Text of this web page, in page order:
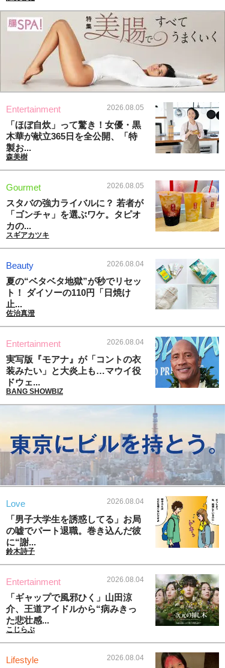
Entertainment 2026.08.05
「ほぼ自炊」って驚き！女優・黒
木華が献立365日を全公開、「特
製お...
森美樹
Gourmet 2026.08.05
スタバの強力ライバルに？ 若者が
「ゴンチャ」を選ぶワケ。タピオ
カの...
スギアカツキ
Beauty 2026.08.04
夏の“ベタベタ地獄”が秒でリセッ
ト！ ダイソーの110円「日焼け
止...
佐治真澄
Entertainment 2026.08.04
実写版『モアナ』が「コントの衣
装みたい」と大炎上も…マウイ役
ドウェ...
BANG SHOWBIZ
Love 2026.08.04
「男子大学生を誘惑してる」お局
の嘘でパート退職。巻き込んだ彼
に“謝...
鈴木詩子
Entertainment 2026.08.04
「ギャップで風邪ひく」山田涼
介、王道アイドルから“病みきっ
た悲壮感...
こじらぶ
Lifestyle 2026.08.04